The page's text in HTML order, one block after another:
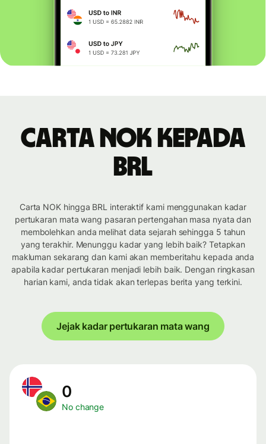
Carta NOK kepada
BRL
Carta NOK hingga BRL interaktif kami menggunakan kadar
pertukaran mata wang pasaran pertengahan masa nyata dan
membolehkan anda melihat data sejarah sehingga 5 tahun
yang terakhir. Menunggu kadar yang lebih baik? Tetapkan
makluman sekarang dan kami akan memberitahu kepada anda
apabila kadar pertukaran menjadi lebih baik. Dengan ringkasan
harian kami, anda tidak akan terlepas berita yang terkini.
Jejak kadar pertukaran mata wang
0
No change